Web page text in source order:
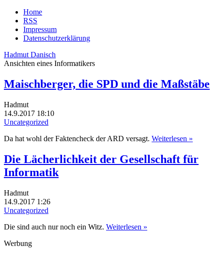
Home
RSS
Impressum
Datenschutzerklärung
Hadmut Danisch
Ansichten eines Informatikers
Maischberger, die SPD und die Maßstäbe
Hadmut
14.9.2017 18:10
Uncategorized
Da hat wohl der Faktencheck der ARD versagt. Weiterlesen »
Die Lächerlichkeit der Gesellschaft für
Informatik
Hadmut
14.9.2017 1:26
Uncategorized
Die sind auch nur noch ein Witz. Weiterlesen »
Werbung